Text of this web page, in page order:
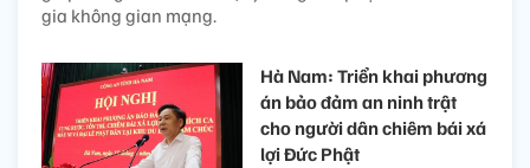
gia không gian mạng.
Hà Nam: Triển khai phương
án bảo đảm an ninh trật
cho người dân chiêm bái xá
lợi Đức Phật